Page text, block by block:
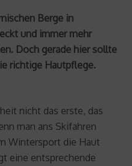
Berge in
und immer mehr
Doch gerade hier sollte
richtige Hautpflege.
nicht das erste, das
man ans Skifahren
Wintersport die Haut
eine entsprechende